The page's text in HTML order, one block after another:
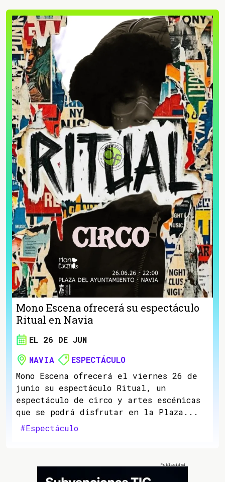
Mono Escena ofrecerá su espectáculo
Ritual en Navia
EL 26 DE JUN
NAVIA
ESPECTÁCULO
Mono Escena ofrecerá el viernes 26 de
junio su espectáculo Ritual, un
espectáculo de circo y artes escénicas
que se podrá disfrutar en la Plaza...
#Espectáculo